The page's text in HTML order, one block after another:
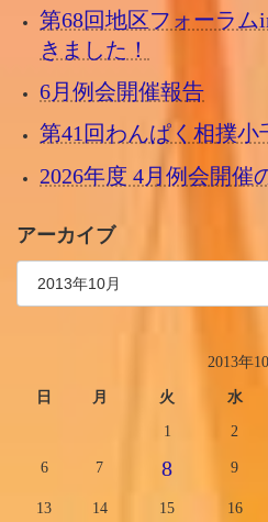
第68回地区フォーラ
きました！
6月例会開催報告
第41回わんぱく相撲
2026年度 4月例会開催
アーカイブ
2013年
日 月 火 水
1 2
6 7 8 9
13 14 15 16